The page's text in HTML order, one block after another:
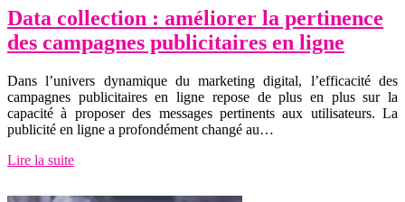
Data collection : améliorer la pertinence
des campagnes publicitaires en ligne
Dans l’univers dynamique du marketing digital, l’efficacité des
campagnes publicitaires en ligne repose de plus en plus sur la
capacité à proposer des messages pertinents aux utilisateurs. La
publicité en ligne a profondément changé au…
Lire la suite